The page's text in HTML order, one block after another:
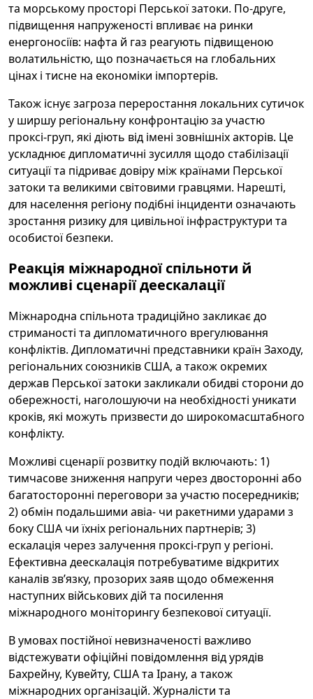
та морському просторі Перської затоки. По-друге,
підвищення напруженості впливає на ринки
енергоносіїв: нафта й газ реагують підвищеною
волатильністю, що позначається на глобальних
цінах і тисне на економіки імпортерів.
Також існує загроза переростання локальних сутичок
у ширшу регіональну конфронтацію за участю
проксі-груп, які діють від імені зовнішніх акторів. Це
ускладнює дипломатичні зусилля щодо стабілізації
ситуації та підриває довіру між країнами Перської
затоки та великими світовими гравцями. Нарешті,
для населення регіону подібні інциденти означають
зростання ризику для цивільної інфраструктури та
особистої безпеки.
Реакція міжнародної спільноти й
можливі сценарії деескалації
Міжнародна спільнота традиційно закликає до
стриманості та дипломатичного врегулювання
конфліктів. Дипломатичні представники країн Заходу,
регіональних союзників США, а також окремих
держав Перської затоки закликали обидві сторони до
обережності, наголошуючи на необхідності уникати
кроків, які можуть призвести до широкомасштабного
конфлікту.
Можливі сценарії розвитку подій включають: 1)
тимчасове зниження напруги через двосторонні або
багатосторонні переговори за участю посередників;
2) обмін подальшими авіа- чи ракетними ударами з
боку США чи їхніх регіональних партнерів; 3)
ескалація через залучення проксі-груп у регіоні.
Ефективна деескалація потребуватиме відкритих
каналів зв’язку, прозорих заяв щодо обмеження
наступних військових дій та посилення
міжнародного моніторингу безпекової ситуації.
В умовах постійної невизначеності важливо
відстежувати офіційні повідомлення від урядів
Бахрейну, Кувейту, США та Ірану, а також
міжнародних організацій. Журналісти та